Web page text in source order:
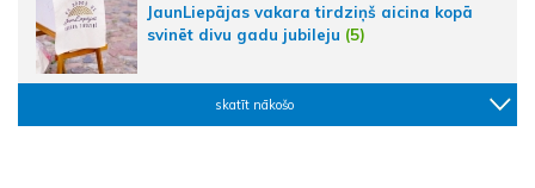
JaunLiepājas vakara tirdziņš aicina kopā
svinēt divu gadu jubileju (5)
skatīt nākošo